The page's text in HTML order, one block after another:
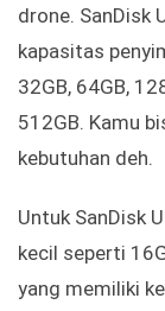
drone. SanDisk
kapasitas
32GB, 64GB,
512GB. Kamu
kebutuhan deh.
Untuk SanDisk
kecil seperti
yang memiliki